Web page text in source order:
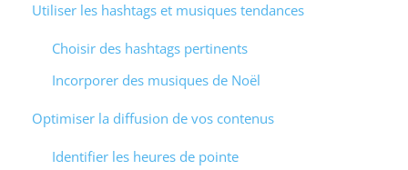
Utiliser les hashtags et musiques tendances
Choisir des hashtags pertinents
Incorporer des musiques de Noël
Optimiser la diffusion de vos contenus
Identifier les heures de pointe